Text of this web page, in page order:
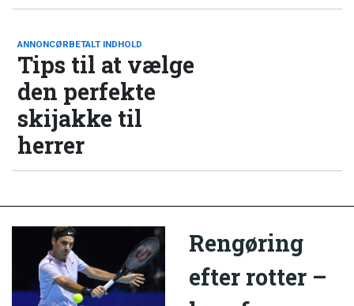
ANNONCØRBETALT INDHOLD
Tips til at vælge
den perfekte
skijakke til
herrer
Rengøring
efter rotter –